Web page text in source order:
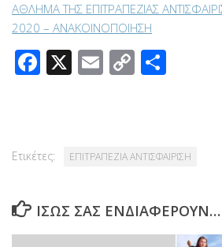
ΑΘΛΗΜΑ ΤΗΣ ΕΠΙΤΡΑΠΕΖΙΑΣ
2020 – ΑΝΑΚΟΙΝΟΠΟΙΗΣΗ
Facebook
X Email
Copy
Ετικέτες: ΕΠΙΤΡΑΠΕΖΙΑ ΑΝΤΙΣΦΑΙΡΙΣΗ
ΊΣΩΣ ΣΑΣ ΕΝΔΙΑΦΈΡΟΥΝ…